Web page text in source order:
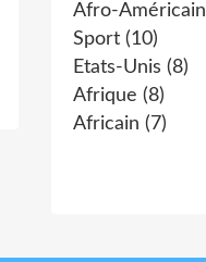
Afro-Américain
Sport (10)
Etats-Unis (8)
Afrique (8)
Africain (7)